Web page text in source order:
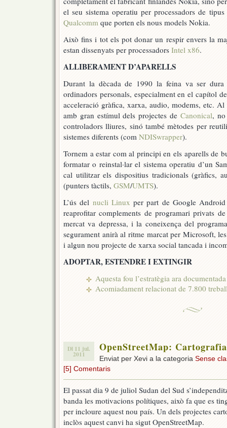
el seu sistema operatiu per processadors de tipus
Qualcomm que porten els nous models Nokia.
Això fins i tot els pot donar un respir envers la
estan dissenyats per processadors Intel x86.
ALLIBERAMENT D’APARELLS
Durant la dècada de 1990 la feina va ser
ordinadors personals, especialment en el capítol
acceleració gràfica, xarxa, audio, modems, etc.
amb gran estímul dels projectes de Canonical, no
controladors lliures, sinó també mètodes per
sistemes diferents (com NDISwrapper).
Tornem a estar com al principi en els aparells de
formatar o reinstal·lar el sistema operatiu d’un
cal utilitzar els dispositius tradicionals (gràfics,
(punters tàctils, GSM/UMTS).
L’ús del nucli Linux per part de Google
reaprofitar complements de programari privats
mercat va depressa, i la coneixença del
segurament anirà al ritme marcat per Microsoft,
i algun nou projecte de xarxa social tancada i
ADOPTAR, ESTENDRE I EXTINGIR
Aquesta fou l’estratègia ara
Acomiadament relacionat de 7.800
Dl 11 jul.
2011
OpenStreetMap:
Enviat per Xevi a la categoria Sense
[5] Comentaris
El passat dia 9 de juliol Sudan del Sud
banda les motivacions polítiques, això fa que es
per incloure aquest nou país. Un dels projectes
inclòs aquest canvi ha sigut OpenStreetMap.